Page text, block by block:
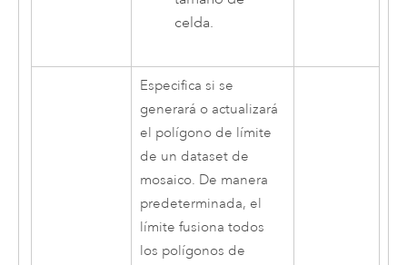
celda.
Especifica si se
generará o actualizará
el polígono de límite
de un dataset de
mosaico. De manera
predeterminada, el
límite fusiona todos
los polígonos de